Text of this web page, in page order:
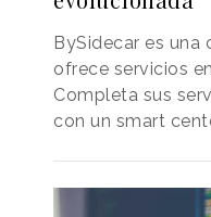
BySidecar es
ofrece servicios
Completa sus
con un smart